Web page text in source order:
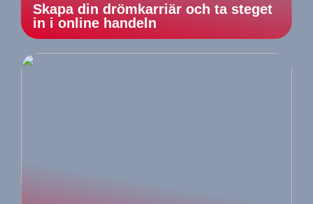
Skapa din drömkarriär och ta steget
in i online handeln